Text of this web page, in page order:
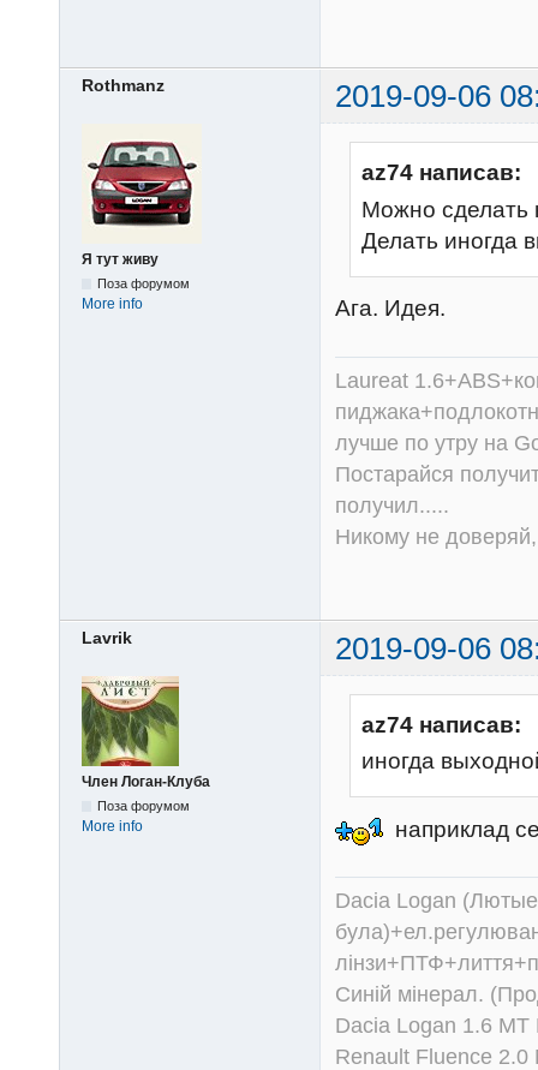
Rothmanz 2019-09-06
Я тут живу
Поза форумом
More info
az74 написав:
Можно сделать
Делать иногда
Ага. Идея.
Laureat
лучше по утру на
Постарайся
получил.....
Никому не
Lavrik 2019-09-06
Член Логан-Клуба
Поза форумом
More info
az74 написав:
иногда
наприклад
Dacia Logan
Синій мінерал.
Dacia Logan 1.6 MT
Renault Fluence